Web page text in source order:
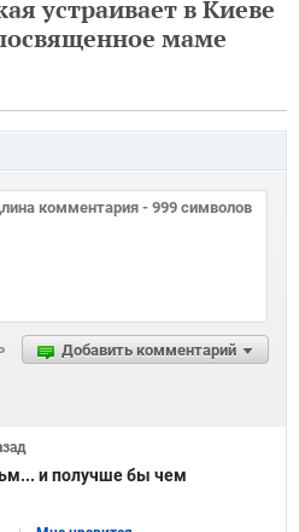
устраивает в Киеве
маме
Добавить комментарий
и получше бы чем